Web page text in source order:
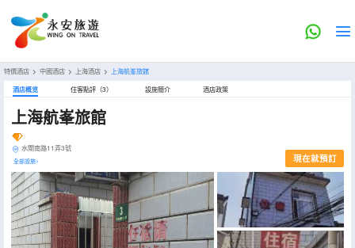
特價酒店 > 中國酒店 > 上海酒店 > 上海航峯旅館
酒店概览 住客點評（3） 設施簡介 酒店政策
上海航峯旅館
水閘南路11弄3號
全部設施> 現在就預訂